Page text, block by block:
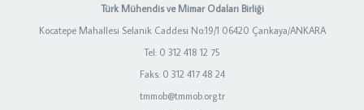
Türk Mühendis ve Mimar Odaları Birliği
Kocatepe Mahallesi Selanik Caddesi No:19/1 06420 Çankaya/ANKARA
Tel: 0 312 418 12 75
Faks: 0 312 417 48 24
tmmob@tmmob.org.tr